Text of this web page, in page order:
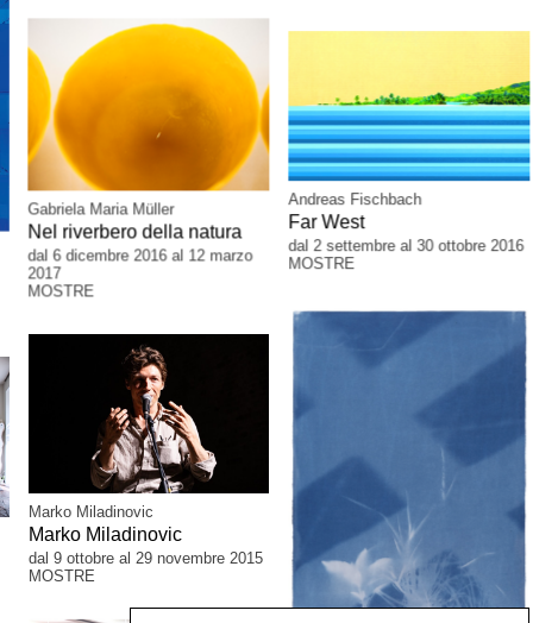
Gabriela Maria Müller
Nel riverbero della natura
dal 6 dicembre 2016 al 12 marzo
2017
MOSTRE
Andreas Fischbach
Far West
dal 2 settembre al 30 ottobre 2016
MOSTRE
Marko Miladinovic
Marko Miladinovic
dal 9 ottobre al 29 novembre 2015
MOSTRE